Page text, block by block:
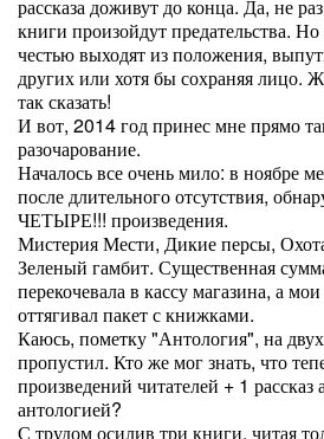
рассказа доживут до конца. Да, не
книги произойдут предательства. Но
честью выходят из положения,
других или хотя бы сохраняя лицо.
так сказать!
И вот, 2014 год принес мне прямо
разочарование.
Началось все очень мило: в ноябре
после длительного отсутствия,
ЧЕТЫРЕ!!! произведения.
Мистерия Мести, Дикие персы,
Зеленый гамбит. Существенная
перекочевала в кассу магазина, а
оттягивал пакет с книжками.
Каюсь, пометку "Антология", на
пропустил. Кто же мог знать, что
произведений читателей + 1 рассказ
антологией?
С трудом осилив три книги, читая